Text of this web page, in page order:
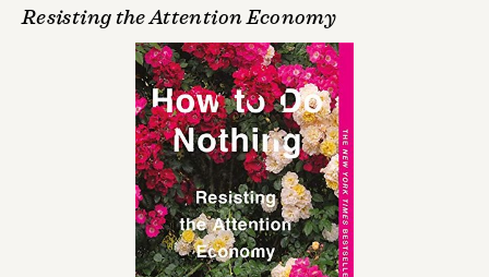
Resisting the Attention Economy